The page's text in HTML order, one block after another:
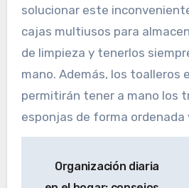
solucionar este
cajas multiusos para
de limpieza y tenerlos
mano. Además, los toalleros
permitirán tener a mano los
esponjas de forma ordenada
de
Organización diaria